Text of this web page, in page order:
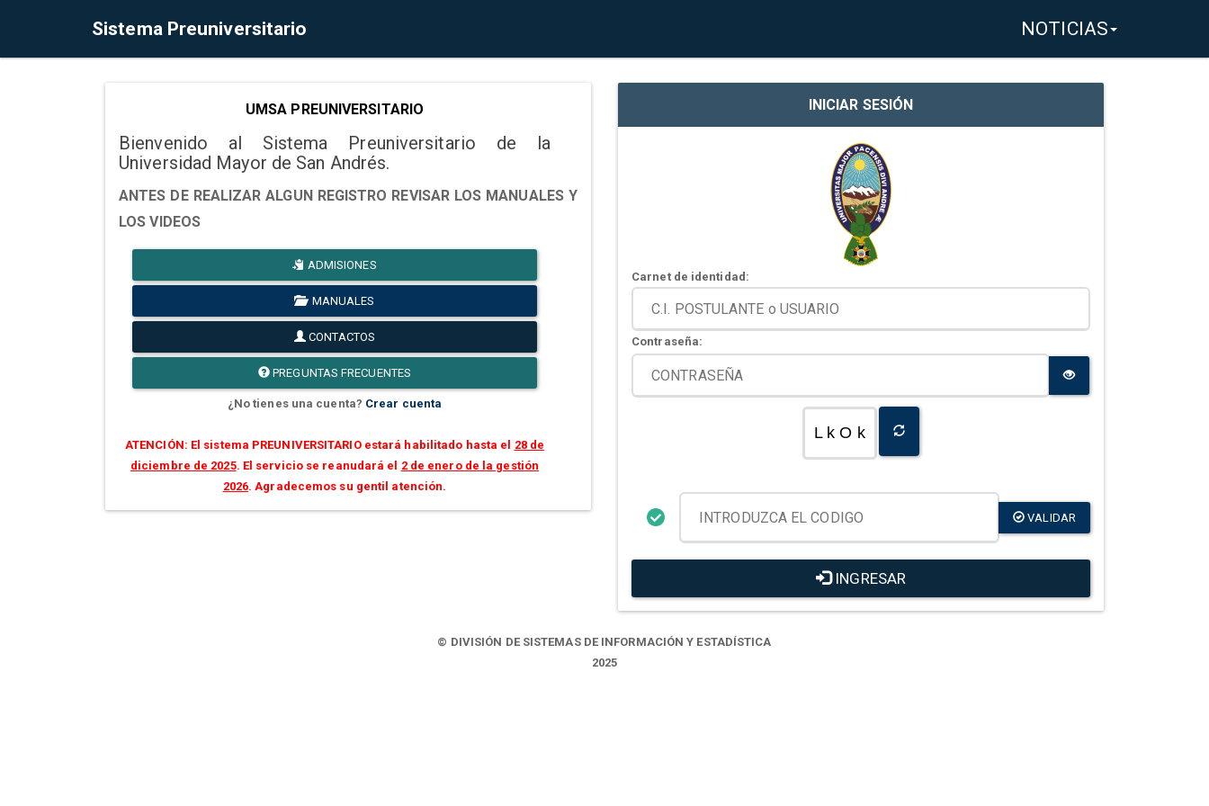
Sistema Preuniversitario NOTICIAS
UMSA PREUNIVERSITARIO
Bienvenido al Sistema Preuniversitario de la
Universidad Mayor de San Andrés.
ANTES DE REALIZAR ALGUN REGISTRO REVISAR LOS MANUALES Y
LOS VIDEOS
ADMISIONES
MANUALES
CONTACTOS
PREGUNTAS FRECUENTES
¿No tienes una cuenta? Crear cuenta
ATENCIÓN: El sistema PREUNIVERSITARIO estará habilitado hasta el 28 de
diciembre de 2025. El servicio se reanudará el 2 de enero de la gestión
2026. Agradecemos su gentil atención.
INICIAR SESIÓN
Carnet de identidad:
Contraseña:
L k O k
VALIDAR
INGRESAR
© DIVISIÓN DE SISTEMAS DE INFORMACIÓN Y ESTADÍSTICA
2025